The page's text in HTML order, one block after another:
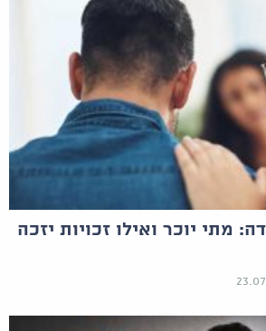
מתי יוכר ואילו זכויות יזכה